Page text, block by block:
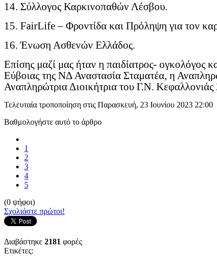
14. Σύλλογος Καρκινοπαθών Λέσβου.
15. FairLife – Φροντίδα και Πρόληψη για τον
16. Ένωση Ασθενών Ελλάδος.
Επίσης μαζί μας ήταν η παιδίατρος-
Εύβοιας της ΝΔ Αναστασία Σταματέα, η
Αναπληρώτρια Διοικήτρια του Γ.Ν.
Τελευταία τροποποίηση στις Παρασκευή, 23 Ιουνίου 2023 22:00
Βαθμολογήστε αυτό το άρθρο
1
2
3
4
5
(0 ψήφοι)
Σχολιάστε πρώτοι!
Διαβάστηκε 2181 φορές
Ετικέτες: